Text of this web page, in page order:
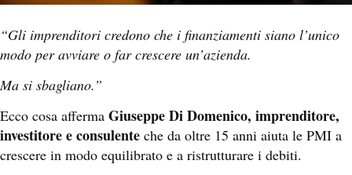
“Gli imprenditori credono che i finanziamenti siano l’unico
modo per avviare o far crescere un’azienda.
Ma si sbagliano.”
Ecco cosa afferma Giuseppe Di Domenico, imprenditore,
investitore e consulente che da oltre 15 anni aiuta le PMI a
crescere in modo equilibrato e a ristrutturare i debiti.